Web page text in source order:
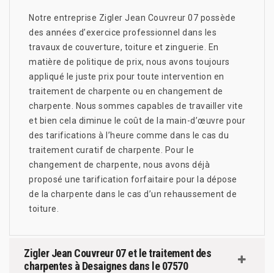
Notre entreprise Zigler Jean Couvreur 07 possède
des années d’exercice professionnel dans les
travaux de couverture, toiture et zinguerie. En
matière de politique de prix, nous avons toujours
appliqué le juste prix pour toute intervention en
traitement de charpente ou en changement de
charpente. Nous sommes capables de travailler vite
et bien cela diminue le coût de la main-d’œuvre pour
des tarifications à l’heure comme dans le cas du
traitement curatif de charpente. Pour le
changement de charpente, nous avons déjà
proposé une tarification forfaitaire pour la dépose
de la charpente dans le cas d’un rehaussement de
toiture.
Zigler Jean Couvreur 07 et le traitement des
charpentes à Desaignes dans le 07570